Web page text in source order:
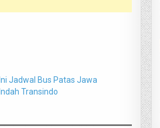
Ini Jadwal Bus Patas Jawa
Indah Transindo